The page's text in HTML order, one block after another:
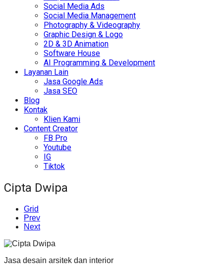
Social Media Ads
Social Media Management
Photography & Videography
Graphic Design & Logo
2D & 3D Animation
Software House
AI Programming & Development
Layanan Lain
Jasa Google Ads
Jasa SEO
Blog
Kontak
Klien Kami
Content Creator
FB Pro
Youtube
IG
Tiktok
Cipta Dwipa
Grid
Prev
Next
Jasa desain arsitek dan interior